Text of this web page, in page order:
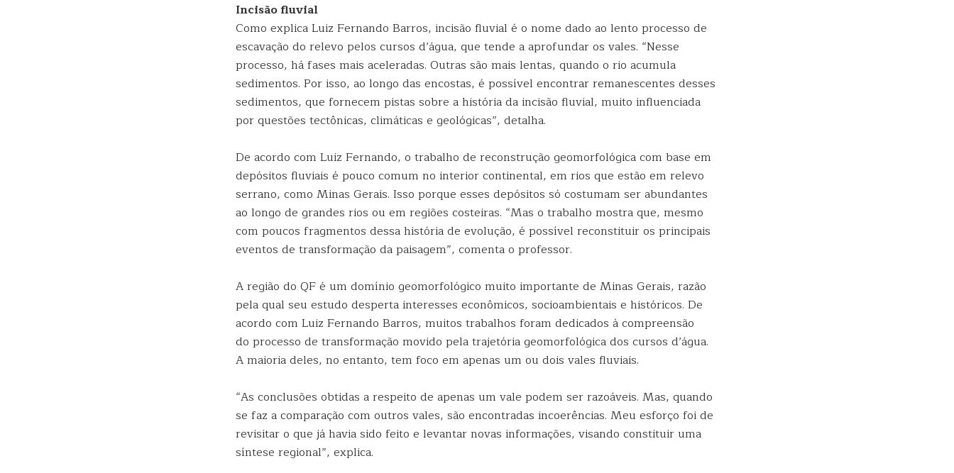
Incisão fluvial
Como explica Luiz Fernando Barros, incisão fluvial é o nome dado ao lento processo de
escavação do relevo pelos cursos d’água, que tende a aprofundar os vales. “Nesse
processo, há fases mais aceleradas. Outras são mais lentas, quando o rio acumula
sedimentos. Por isso, ao longo das encostas, é possível encontrar remanescentes desses
sedimentos, que fornecem pistas sobre a história da incisão fluvial, muito influenciada
por questões tectônicas, climáticas e geológicas”, detalha.
De acordo com Luiz Fernando, o trabalho de reconstrução geomorfológica com base em
depósitos fluviais é pouco comum no interior continental, em rios que estão em relevo
serrano, como Minas Gerais. Isso porque esses depósitos só costumam ser abundantes
ao longo de grandes rios ou em regiões costeiras. “Mas o trabalho mostra que, mesmo
com poucos fragmentos dessa história de evolução, é possível reconstituir os principais
eventos de transformação da paisagem”, comenta o professor.
A região do QF é um domínio geomorfológico muito importante de Minas Gerais, razão
pela qual seu estudo desperta interesses econômicos, socioambientais e históricos. De
acordo com Luiz Fernando Barros, muitos trabalhos foram dedicados à compreensão
do processo de transformação movido pela trajetória geomorfológica dos cursos d’água.
A maioria deles, no entanto, tem foco em apenas um ou dois vales fluviais.
“As conclusões obtidas a respeito de apenas um vale podem ser razoáveis. Mas, quando
se faz a comparação com outros vales, são encontradas incoerências. Meu esforço foi de
revisitar o que já havia sido feito e levantar novas informações, visando constituir uma
síntese regional”, explica.